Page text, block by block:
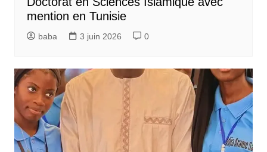
mention en Tunisie
baba 3 juin 2026 0